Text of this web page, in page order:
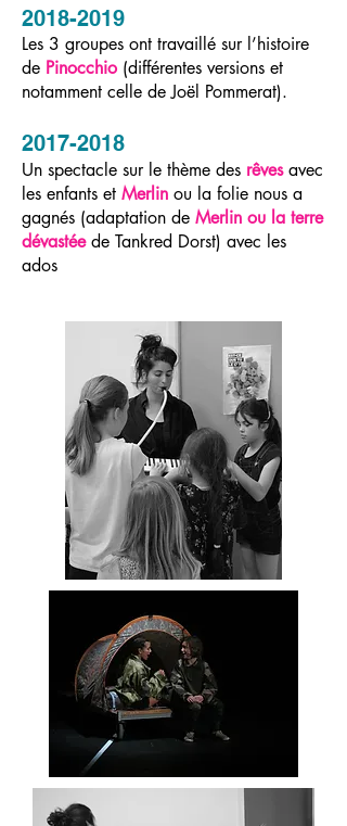
2018-2019
Les 3 groupes ont travaillé sur l’histoire
de Pinocchio (différentes versions et
notamment celle de Joël Pommerat).
2017-2018
Un spectacle sur le thème des rêvesavec
les enfants et Merlin ou la folie nous a
gagnés (adaptation de Merlin ou la terre
dévastéede Tankred Dorst) avec les
ados